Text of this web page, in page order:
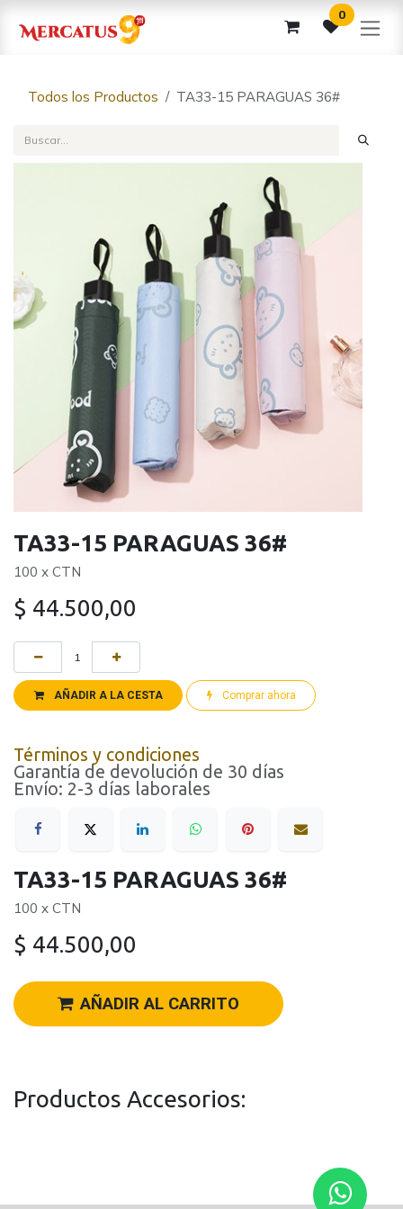
0
Todos los Productos TA33-15 PARAGUAS 36#
TA33-15 PARAGUAS 36#
100 x CTN
$ 44.500,00
AÑADIR A LA CESTA Comprar ahora
Términos y condiciones
Garantía de devolución de 30 días
Envío: 2-3 días laborales
TA33-15 PARAGUAS 36#
100 x CTN
$ 44.500,00
AÑADIR AL CARRITO
Productos Accesorios: